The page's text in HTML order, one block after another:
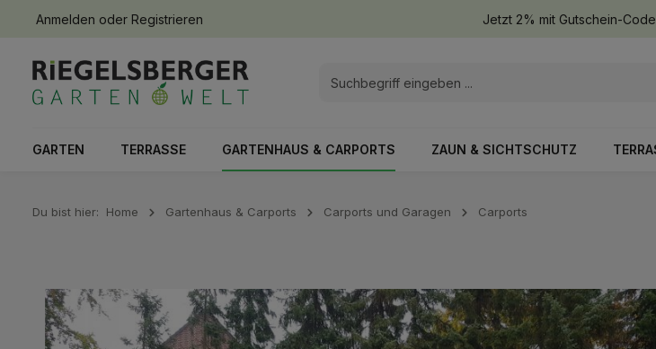
Zur Hauptnavigation springen
Anmelden oder Registrieren Jetzt 2% mit Gutschein-
GARTEN TERRASSE GARTENHAUS & CARPORTS ZAUN & SICHTSCHUTZ
Du bist hier: Home Gartenhaus & Carports Carports und Garagen Carports